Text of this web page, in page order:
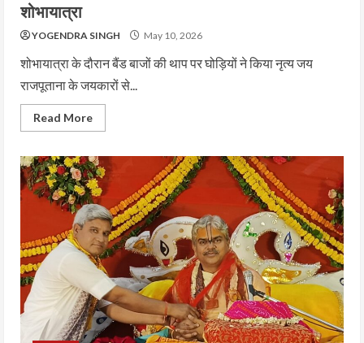
शोभायात्रा
YOGENDRA SINGH May 10, 2026
शोभायात्रा के दौरान बैंड बाजों की थाप पर घोड़ियों ने किया नृत्य जय
राजपूताना के जयकारों से...
Read More